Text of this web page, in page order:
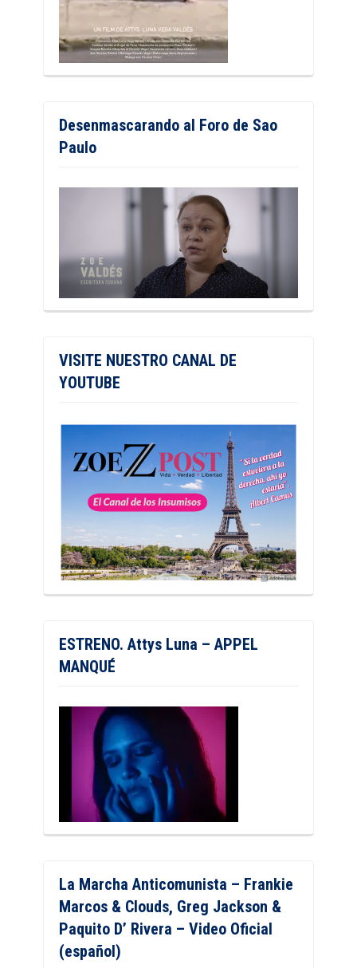
Desenmascarando al Foro de Sao
Paulo
VISITE NUESTRO CANAL DE
YOUTUBE
ESTRENO. Attys Luna – APPEL
MANQUÉ
La Marcha Anticomunista – Frankie
Marcos & Clouds, Greg Jackson &
Paquito D’ Rivera – Video Oficial
(español)